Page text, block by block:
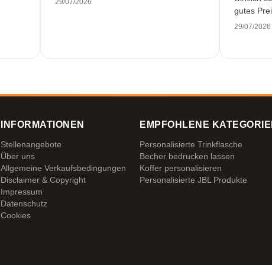
29/07/2026
gutes
29/07/2026
INFORMATIONEN
Stellenangebote
Über uns
Allgemeine Verkaufsbedingungen
Disclaimer & Copyright
Impressum
Datenschutz
Cookies
EMPFOHLENE
Personalisierte Trinkflasche
Becher bedrucken lassen
Koffer personalisieren
Personalisierte JBL Produkte